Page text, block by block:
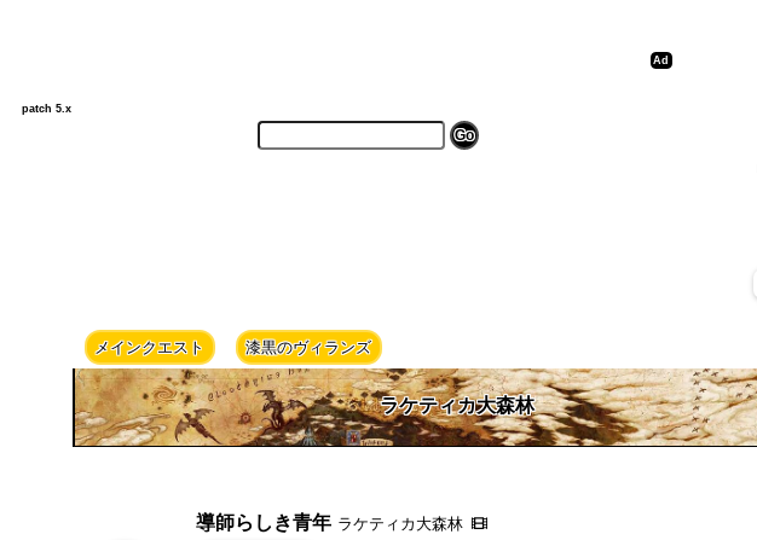
patch 5.x
メインクエスト 漆黒のヴィランズ
ラケティカ大森林
導師らしき青年 ラケティカ大森林